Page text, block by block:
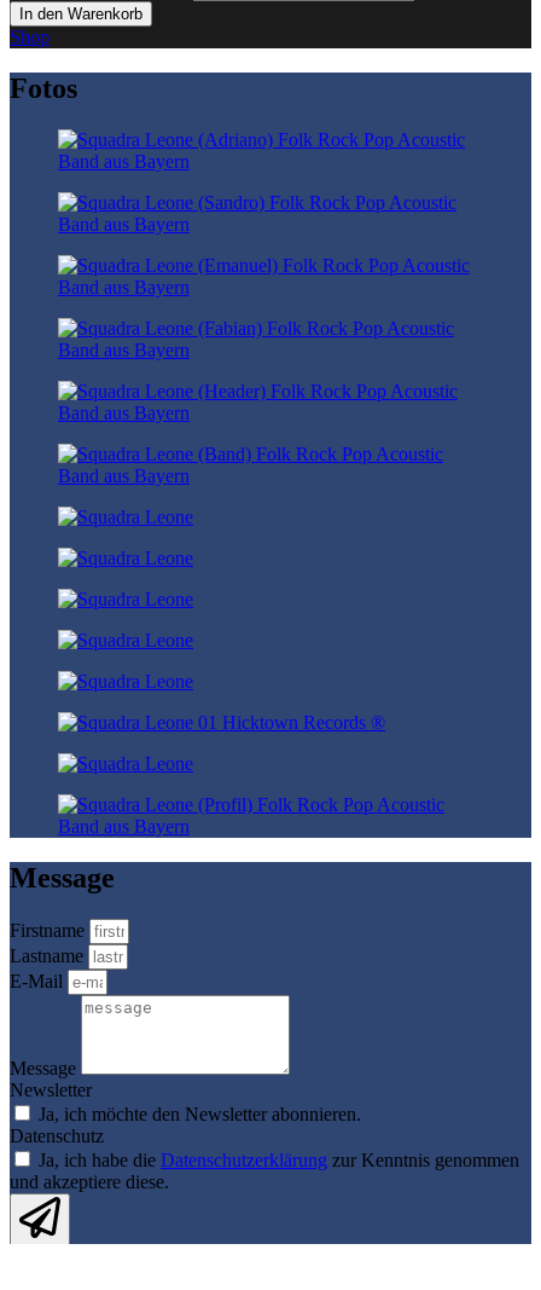
In den Warenkorb
Shop
Fotos
Message
Firstname
Lastname
E-Mail
Message
Newsletter
Ja, ich möchte den Newsletter abonnieren.
Datenschutz
Ja, ich habe die Datenschutzerklärung zur Kenntnis genommen
und akzeptiere diese.